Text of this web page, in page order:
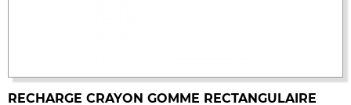
RECHARGE CRAYON GOMME RECTANGULAIRE